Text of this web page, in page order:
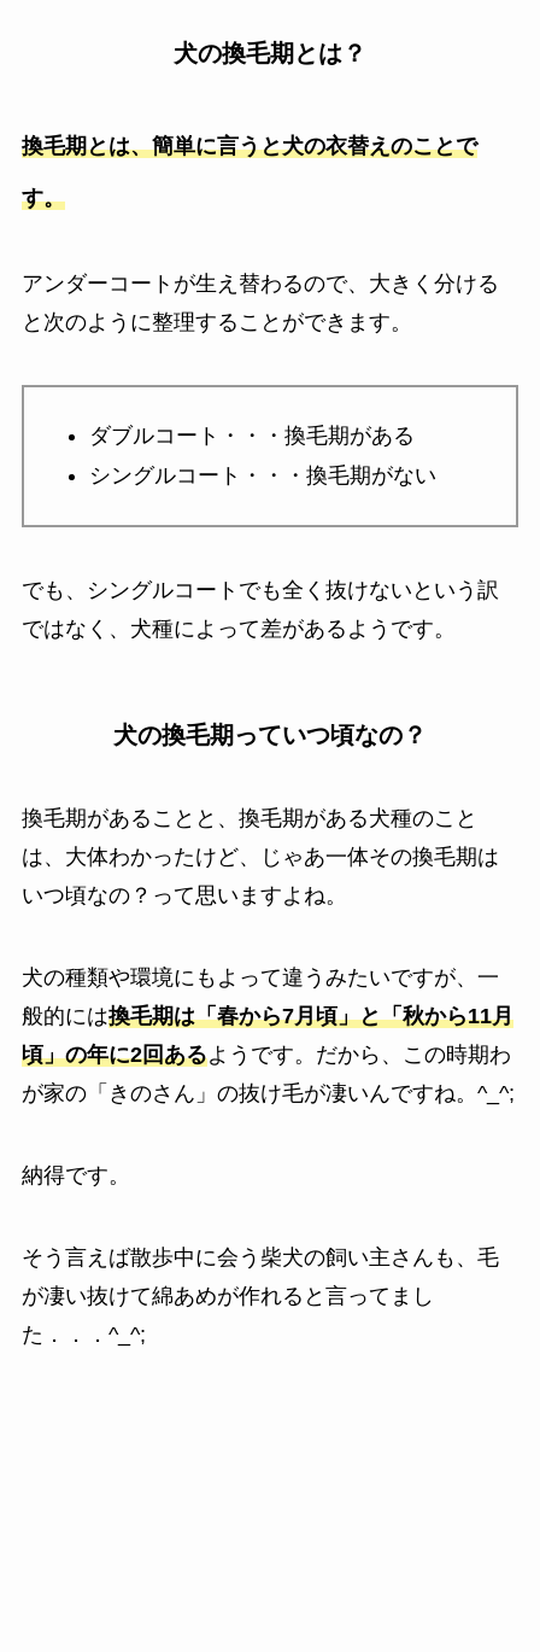
犬の換毛期とは？
換毛期とは、簡単に言うと犬の衣替えのことで
す。
アンダーコートが生え替わるので、大きく分ける
と次のように整理することができます。
ダブルコート・・・換毛期がある
シングルコート・・・ 換毛期がない
でも、シングルコートでも全く抜けないという訳
ではなく、犬種によって差があるようです。
犬の換毛期っていつ頃なの？
換毛期があることと、換毛期がある犬種のこと
は、大体わかったけど、じゃあ一体その換毛期は
いつ頃なの？って思いますよね。
犬の種類や環境にもよって違うみたいですが、一
般的には換毛期は「春から7月頃」と「秋から11月
頃」の年に2回あるようです。だから、この時期わ
が家の「きのさん」の抜け毛が凄いんですね。^_^;
納得です。
そう言えば散歩中に会う柴犬の飼い主さんも、毛
が凄い抜けて綿あめが作れると言ってまし
た．．．^_^;